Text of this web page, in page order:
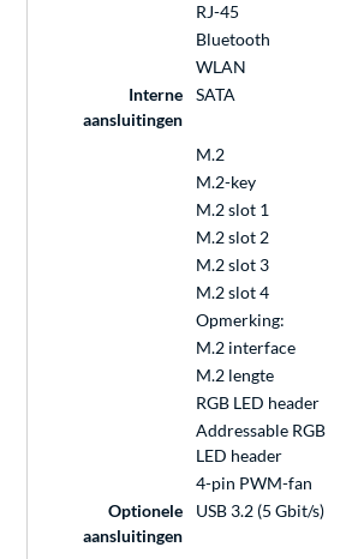
RJ-45
Bluetooth
WLAN
Interne
aansluitingen
SATA
M.2
M.2-key
M.2 slot 1
M.2 slot 2
M.2 slot 3
M.2 slot 4
Opmerking:
M.2 interface
M.2 lengte
RGB LED header
Addressable RGB
LED header
4-pin PWM-fan
Optionele
aansluitingen
USB 3.2 (5 Gbit/s)